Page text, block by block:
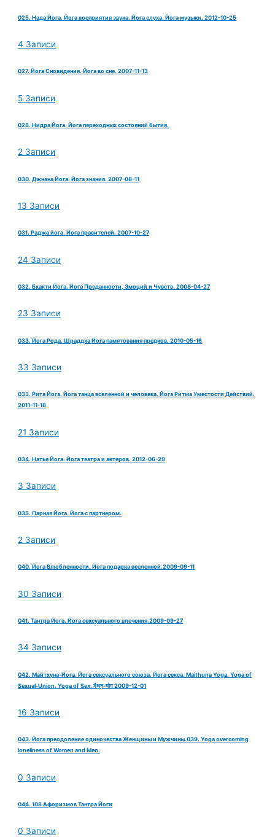
025. Нада Йога. Йога восприятия звука. Йога слуха. Йога музыки. 2012-10-25
4 Записи
027. Йога Сновидения. Йога во сне. 2007-11-13
5 Записи
028. Нидра Йога. Йога переходных состояний бытия.
2 Записи
030. Джнана Йога. Йога знания. 2007-08-11
13 Записи
031. Раджа йога. Йога правителей. 2007-10-27
24 Записи
032. Бхакти Йога. Йога Преданности, Эмоций и Чувств. 2008-04-27
23 Записи
033. Йога Рода. Шраддха Йога памятования предков. 2010-05-16
33 Записи
033. Рита Йога. Йога танца вселенной и человека. Йога Ритма Уместости Действий.
2011-11-18
21 Записи
034. Натья Йога. Йога театра и актеров. 2012-06-29
3 Записи
035. Парная Йога. Йога с партнером.
2 Записи
040. Йога Влюбленности. Йога подарка вселенной.2009-09-11
30 Записи
041. Тантра Йога. Йога сексуального влечения.2009-09-27
34 Записи
042. Майтхуна-Йога. Йога сексуального союза. Йога секса. Maithuna Yoga. Yoga of
Sexual-Union. Yoga of Sex. मैथुन-योग 2009-12-01
16 Записи
043. Йога преодоление одиночества Женщины и Мужчины.039. Yoga overcoming
loneliness of Women and Men.
0 Записи
044. 108 Афоризмов Тантра Йоги
0 Записи